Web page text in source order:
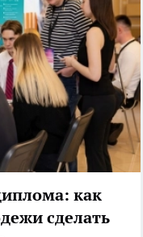
как
сделать